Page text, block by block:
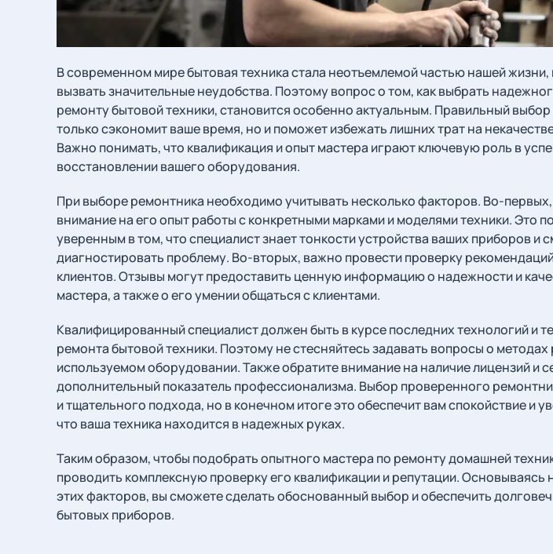
В современном мире бытовая техника стала неотъемлемой частью нашей
вызвать значительные неудобства. Поэтому вопрос о том, как выбрать
ремонту бытовой техники, становится особенно актуальным. Правильный выбор
только сэкономит ваше время, но и поможет избежать лишних трат на
Важно понимать, что квалификация и опыт мастера играют ключевую роль в
восстановлении вашего оборудования.
При выборе ремонтника необходимо учитывать несколько факторов. Во-первых,
внимание на его опыт работы с конкретными марками и моделями техники. Это
уверенным в том, что специалист знает тонкости устройства ваших приборов и
диагностировать проблему. Во-вторых, важно провести проверку
клиентов. Отзывы могут предоставить ценную информацию о надежности и
мастера, а также о его умении общаться с клиентами.
Квалифицированный специалист должен быть в курсе последних технологий и
ремонта бытовой техники. Поэтому не стесняйтесь задавать вопросы о методах
используемом оборудовании. Также обратите внимание на наличие лицензий и
дополнительный показатель профессионализма. Выбор проверенного
и тщательного подхода, но в конечном итоге это обеспечит вам спокойствие и
что ваша техника находится в надежных руках.
Таким образом, чтобы подобрать опытного мастера по ремонту домашней
проводить комплексную проверку его квалификации и репутации. Основываясь
этих факторов, вы сможете сделать обоснованный выбор и обеспечить
бытовых приборов.